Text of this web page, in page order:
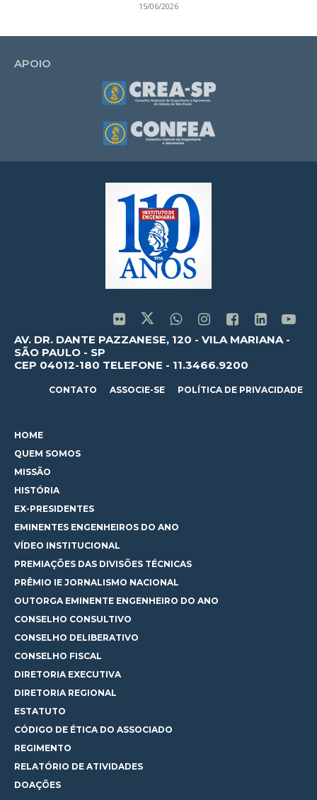
15/06/2026
APOIO
AV. DR. DANTE PAZZANESE, 120 - VILA MARIANA -
SÃO PAULO - SP
CEP 04012-180 TELEFONE - 11.3466.9200
CONTATO ASSOCIE-SE POLÍTICA DE PRIVACIDADE
HOME
QUEM SOMOS
MISSÃO
HISTÓRIA
EX-PRESIDENTES
EMINENTES ENGENHEIROS DO ANO
VÍDEO INSTITUCIONAL
PREMIAÇÕES DAS DIVISÕES TÉCNICAS
PRÊMIO IE JORNALISMO NACIONAL
OUTORGA EMINENTE ENGENHEIRO DO ANO
CONSELHO CONSULTIVO
CONSELHO DELIBERATIVO
CONSELHO FISCAL
DIRETORIA EXECUTIVA
DIRETORIA REGIONAL
ESTATUTO
CÓDIGO DE ÉTICA DO ASSOCIADO
REGIMENTO
RELATÓRIO DE ATIVIDADES
DOAÇÕES